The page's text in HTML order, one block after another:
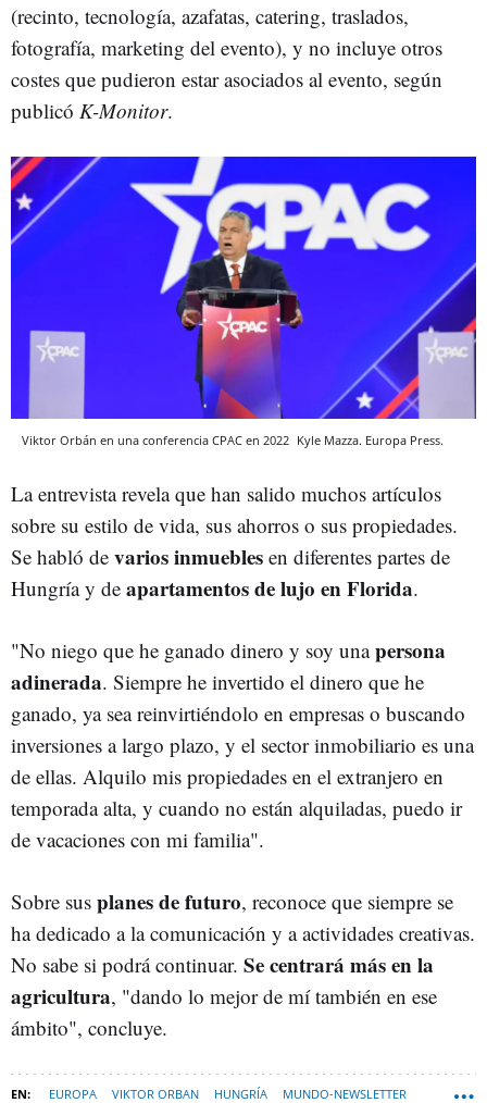
(recinto, tecnología, azafatas, catering, traslados,
fotografía, marketing del evento), y no incluye otros
costes que pudieron estar asociados al evento, según
publicó K-Monitor.
Viktor Orbán en una conferencia CPAC en 2022 Kyle Mazza. Europa Press.
La entrevista revela que han salido muchos artículos
sobre su estilo de vida, sus ahorros o sus propiedades.
Se habló de varios inmuebles en diferentes partes de
Hungría y de apartamentos de lujo en Florida.
"No niego que he ganado dinero y soy unapersona
adinerada. Siempre he invertido el dinero que he
ganado, ya sea reinvirtiéndolo en empresas o buscando
inversiones a largo plazo, y el sector inmobiliario es una
de ellas. Alquilo mis propiedades en el extranjero en
temporada alta, y cuando no están alquiladas, puedo ir
de vacaciones con mi familia".
Sobre sus planes de futuro, reconoce que siempre se
ha dedicado a la comunicación y a actividades creativas.
No sabe si podrá continuar. Se centrará más en la
agricultura, "dando lo mejor de mí también en ese
ámbito", concluye.
EUROPA VIKTOR ORBAN HUNGRÍA MUNDO-NEWSLETTER